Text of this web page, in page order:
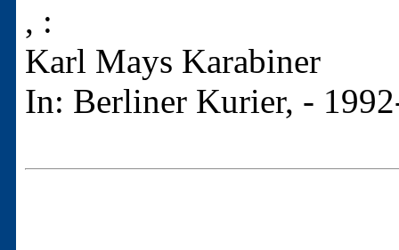
, :
Karl Mays Karabiner
In: Berliner Kurier, -